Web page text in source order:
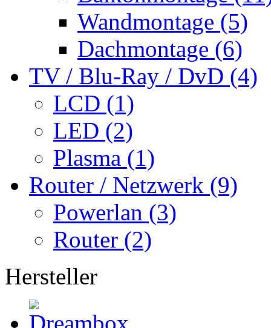
Wandmontage (5)
Dachmontage (6)
TV / Blu-Ray / DvD (4)
LCD (1)
LED (2)
Plasma (1)
Router / Netzwerk (9)
Powerlan (3)
Router (2)
Hersteller